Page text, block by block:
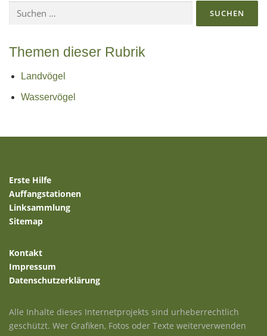
nach:
Themen dieser Rubrik
Landvögel
Wasservögel
Erste Hilfe
Auffangstationen
Linksammlung
Sitemap
Kontakt
Impressum
Datenschutzerklärung
Alle Inhalte dieses Internetprojekts sind urheberrechtlich
geschützt. Wer Grafiken, Fotos oder Texte weiterverwenden